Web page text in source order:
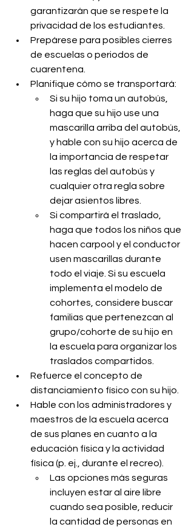
garantizarán que se respete la
privacidad de los estudiantes.
Prepárese para posibles cierres
de escuelas o periodos de
cuarentena.
Planifique cómo se transportará:
Si su hijo toma un autobús,
haga que su hijo use una
mascarilla arriba del autobús,
y hable con su hijo acerca de
la importancia de respetar
las reglas del autobús y
cualquier otra regla sobre
dejar asientos libres.
Si compartirá el traslado,
haga que todos los niños que
hacen carpool y el conductor
usen mascarillas durante
todo el viaje. Si su escuela
implementa el modelo de
cohortes, considere buscar
familias que pertenezcan al
grupo/cohorte de su hijo en
la escuela para organizar los
traslados compartidos.
Refuerce el concepto de
distanciamiento físico con su hijo.
Hable con los administradores y
maestros de la escuela acerca
de sus planes en cuanto a la
educación física y la actividad
física (p. ej., durante el recreo).
Las opciones más seguras
incluyen estar al aire libre
cuando sea posible, reducir
la cantidad de personas en